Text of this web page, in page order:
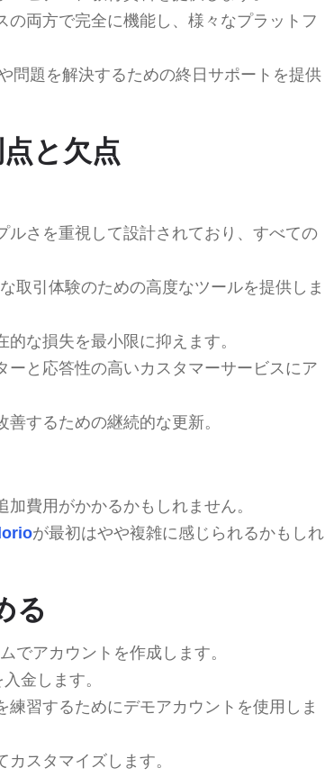
の両方で完全に機能し、様々なプラットフ
問題を解決するための終日サポートを提供
と欠点
ルさを重視して設計されており、すべての
取引体験のための高度なツールを提供しま
な損失を最小限に抑えます。
ーと応答性の高いカスタマーサービスにア
するための継続的な更新。
費用がかかるかもしれません。
が最初はやや複雑に感じられるかもしれ
る
でアカウントを作成します。
金します。
練習するためにデモアカウントを使用しま
スタマイズします。